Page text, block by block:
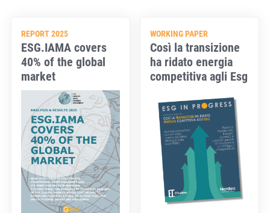
REPORT 2025
ESG.IAMA covers
40% of the global
market
WORKING PAPER
Così la transizione
ha ridato energia
competitiva agli Esg